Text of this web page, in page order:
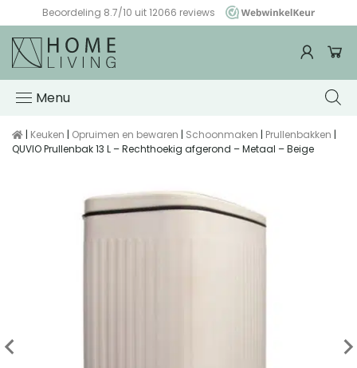
Beoordeling 8.7/10 uit 12066 reviews
WebwinkelKeur
Menu
| Keuken | Opruimen en bewaren | Schoonmaken | Prullenbakken |
QUVIO Prullenbak 13 L – Rechthoekig afgerond – Metaal – Beige